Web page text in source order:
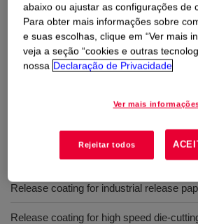
O que éSYL-OFF™ SL 181
Revestimento de liberação de
aplicações de liberação simples.
Release coating for pressure sensitive
packaging, coatings for liners of
Release coating for industrial release
Release coating for high speed die-
abaixo ou ajustar as configurações de
Para obter mais informações sobre
e suas escolhas, clique em “Ver mais
veja a seção “cookies e outras
nossa Declaração de Privacidade
Ver mais
Rejeitar todos